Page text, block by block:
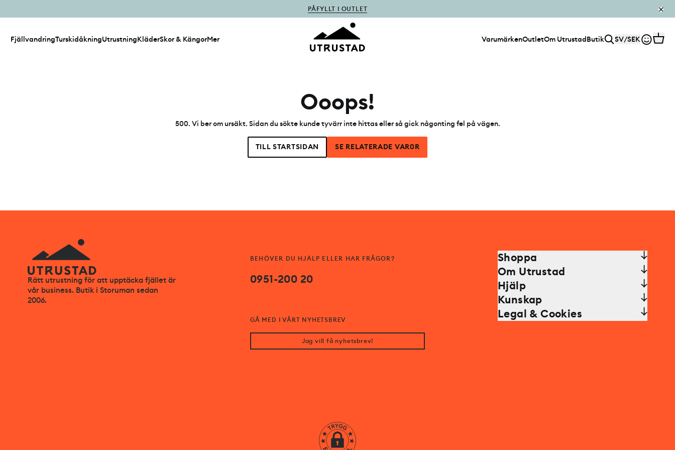
PÅFYLLT I OUTLET
FjällvandringTurskidåkningUtrustningKläderSkor & KängorMer VarumärkenOutletOm UtrustadButik SV/SEK
Ooops!
500. Vi ber om ursäkt. Sidan du sökte kunde tyvärr inte hittas eller så gick någonting fel på vägen.
TILL STARTSIDAN SE RELATERADE VAR0R
Rätt utrustning för att upptäcka fjället är
vår business. Butik i Storuman sedan
2006.
BEHÖVER DU HJÄLP ELLER HAR FRÅGOR?
0951-200 20
GÅ MED I VÅRT NYHETSBREV
Jag vill få nyhetsbrev!
Shoppa
Om Utrustad
Hjälp
Kunskap
Legal & Cookies